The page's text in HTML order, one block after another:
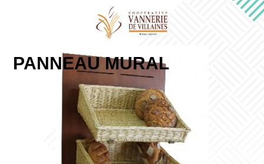
PANNEAU MURAL